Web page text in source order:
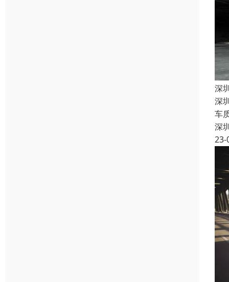
深
深
车
深
23-